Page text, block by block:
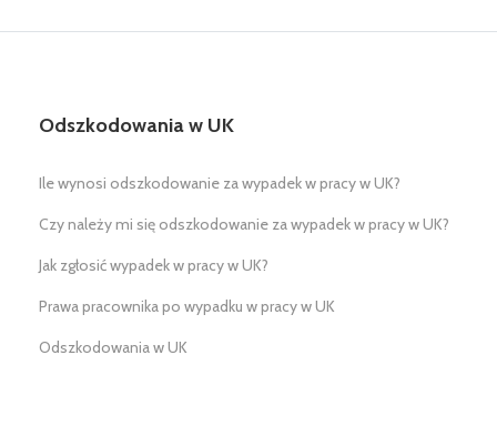
Odszkodowania w UK
Ile wynosi odszkodowanie za wypadek w pracy w UK?
Czy należy mi się odszkodowanie za wypadek w pracy w UK?
Jak zgłosić wypadek w pracy w UK?
Prawa pracownika po wypadku w pracy w UK
Odszkodowania w UK